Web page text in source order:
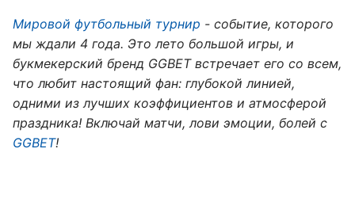
Мировой футбольный турнир - событие, которого
мы ждали 4 года. Это лето большой игры, и
букмекерский бренд GGBET встречает его со всем,
что любит настоящий фан: глубокой линией,
одними из лучших коэффициентов и атмосферой
праздника! Включай матчи, лови эмоции, болей с
GGBET!